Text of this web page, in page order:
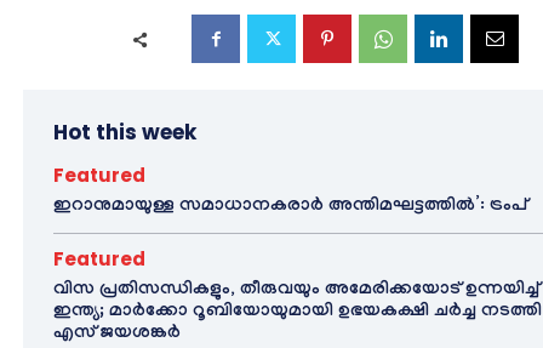
Hot this week
Featured
ഇറാനുമായുള്ള സമാധാനകരാർ അന്തിമഘട്ടത്തിൽ‌’: ട്രംപ്
Featured
വിസ പ്രതിസന്ധികളും, തീരുവയും അമേരിക്കയോട് ഉന്നയിച്ച്
ഇന്ത്യ; മാർക്കോ റൂബിയോയുമായി ഉഭയകക്ഷി ചർച്ച നടത്തി
എസ് ജയശങ്കർ